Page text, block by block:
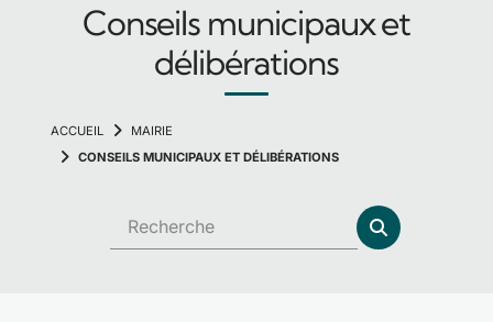
Conseils municipaux et
délibérations
MAIRIE
CONSEILS MUNICIPAUX ET DÉLIBÉRATIONS